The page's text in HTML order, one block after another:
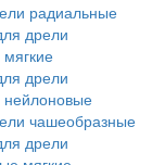
радиальные
дрели
дрели
чашеобразные
дрели